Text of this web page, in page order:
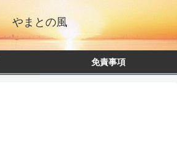
やまとの風
免責事項